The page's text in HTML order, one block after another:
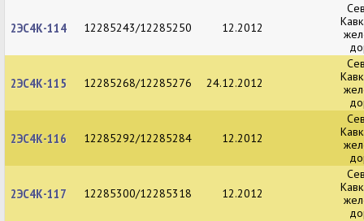
2ЭС4К-114 12285243/12285250 12.2012
2ЭС4К-115 12285268/12285276 24.12.2012
2ЭС4К-116 12285292/12285284 12.2012
2ЭС4К-117 12285300/12285318 12.2012